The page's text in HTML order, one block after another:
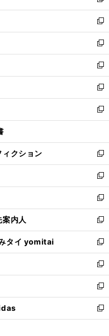
開
く
ウ
で
開
く
し
い
ウ
ィ
ン
ド
ウ
で
開
く
新
し
い
ウ
ィ
ン
ド
ウ
で
開
新
し
い
ウ
ィ
ン
ド
ウ
開
く
新
し
い
ウ
ィ
ン
ウ
で
開
く
新
し
い
ウ
ン
ド
ウ
で
開
く
新
し
ウ
ィ
ン
ド
ウ
で
開
く
クション
新
し
い
ウ
ィ
ン
ド
ウ
で
開
く
新
し
い
ウ
ィ
ン
ド
ウ
で
開
く
新
し
い
ウ
ィ
ン
ド
ウ
で
開
く
内人
新
し
い
ウ
ィ
ン
ド
ウ
で
開
タイ yomitai
新
し
い
ウ
ィ
ン
ド
ウ
新
し
い
ウ
ィ
ン
新
し
い
ウ
新
し